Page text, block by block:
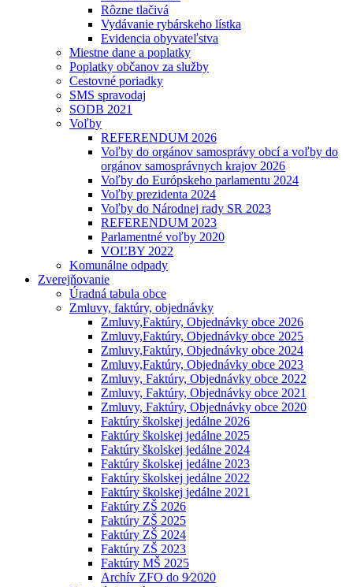
Rôzne tlačivá
Vydávanie rybárskeho lístka
Evidencia obyvateľstva
Miestne dane a poplatky
Poplatky občanov za služby
Cestovné poriadky
SMS spravodaj
SODB 2021
Voľby
REFERENDUM 2026
Voľby do orgánov samosprávy obcí a voľby do
orgánov samosprávnych krajov 2026
Voľby do Európskeho parlamentu 2024
Voľby prezidenta 2024
Voľby do Národnej rady SR 2023
REFERENDUM 2023
Parlamentné voľby 2020
VOĽBY 2022
Komunálne odpady
Zverejňovanie
Úradná tabula obce
Zmluvy, faktúry, objednávky
Zmluvy,Faktúry, Objednávky obce 2026
Zmluvy,Faktúry, Objednávky obce 2025
Zmluvy,Faktúry, Objednávky obce 2024
Zmluvy,Faktúry, Objednávky obce 2023
Zmluvy, Faktúry, Objednávky obce 2022
Zmluvy, Faktúry, Objednávky obce 2021
Zmluvy, Faktúry, Objednávky obce 2020
Faktúry školskej jedálne 2026
Faktúry školskej jedálne 2025
Faktúry školskej jedálne 2024
Faktúry školskej jedálne 2023
Faktúry školskej jedálne 2022
Faktúry školskej jedálne 2021
Faktúry ZŠ 2026
Faktúry ZŠ 2025
Faktúry ZŠ 2024
Faktúry ZŠ 2023
Faktúry MŠ 2025
Archív ZFO do 9⁄2020